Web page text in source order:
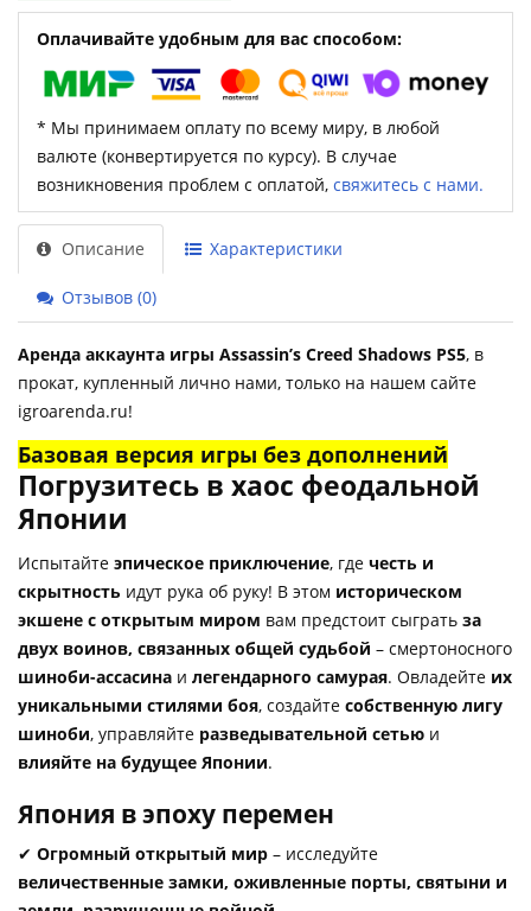
Оплачивайте удобным для вас способом:
* Мы принимаем оплату по всему миру, в любой
валюте (конвертируется по курсу). В случае
возникновения проблем с оплатой, свяжитесь с нами.
Описание Характеристики
Отзывов (0)
Аренда аккаунта игры Assassin’s Creed Shadows PS5, в
прокат, купленный лично нами, только на нашем сайте
igroarenda.ru!
Базовая версия игры без дополнений
Погрузитесь в хаос феодальной
Японии
Испытайте эпическое приключение, где честь и
скрытность идут рука об руку! В этом историческом
экшене с открытым миром вам предстоит сыграть за
двух воинов, связанных общей судьбой – смертоносного
шиноби-ассасина и легендарного самурая. Овладейте их
уникальными стилями боя, создайте собственную лигу
шиноби, управляйте разведывательной сетью и
влияйте на будущее Японии.
Япония в эпоху перемен
✔ Огромный открытый мир – исследуйте
величественные замки, оживленные порты, святыни и